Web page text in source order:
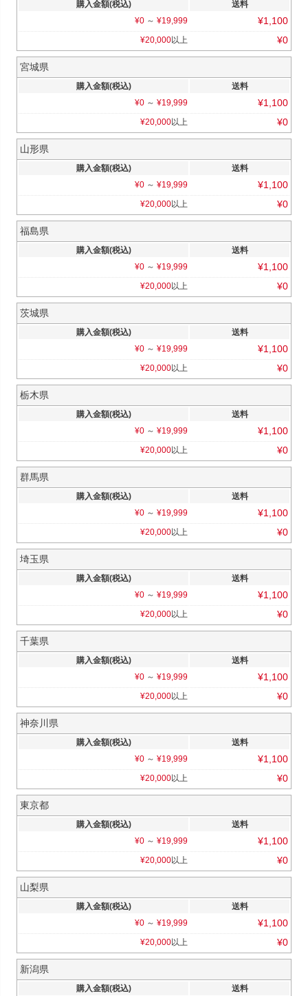
購入金額(税込)
送料
¥0 ～ ¥19,999 ¥1,100
¥20,000以上 ¥0
宮城県
購入金額(税込)
送料
¥0 ～ ¥19,999 ¥1,100
¥20,000以上 ¥0
山形県
購入金額(税込)
送料
¥0 ～ ¥19,999 ¥1,100
¥20,000以上 ¥0
福島県
購入金額(税込)
送料
¥0 ～ ¥19,999 ¥1,100
¥20,000以上 ¥0
茨城県
購入金額(税込)
送料
¥0 ～ ¥19,999 ¥1,100
¥20,000以上 ¥0
栃木県
購入金額(税込)
送料
¥0 ～ ¥19,999 ¥1,100
¥20,000以上 ¥0
群馬県
購入金額(税込)
送料
¥0 ～ ¥19,999 ¥1,100
¥20,000以上 ¥0
埼玉県
購入金額(税込)
送料
¥0 ～ ¥19,999 ¥1,100
¥20,000以上 ¥0
千葉県
購入金額(税込)
送料
¥0 ～ ¥19,999 ¥1,100
¥20,000以上 ¥0
神奈川県
購入金額(税込)
送料
¥0 ～ ¥19,999 ¥1,100
¥20,000以上 ¥0
東京都
購入金額(税込)
送料
¥0 ～ ¥19,999 ¥1,100
¥20,000以上 ¥0
山梨県
購入金額(税込)
送料
¥0 ～ ¥19,999 ¥1,100
¥20,000以上 ¥0
新潟県
購入金額(税込)
送料